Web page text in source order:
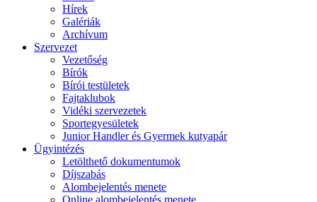
Hírek
Galériák
Archívum
Szervezet
Vezetőség
Bírók
Bírói testületek
Fajtaklubok
Vidéki szervezetek
Sportegyesületek
Junior Handler és Gyermek kutyapár
Ügyintézés
Letölthető dokumentumok
Díjszabás
Alombejelentés menete
Online alombejelentés menete